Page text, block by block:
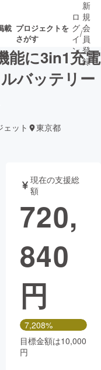
載 プロジェクトを
さがす
了が近いプ
書籍・雑誌
チャレンジ
Creation
コミュニティ
ロ
グ
イ
ン
/
新
規
会
員
登
録
能に3in1充電
バッテリー
ット 東京都
現在の支援総
額
720,
840
円
7,208%
目標金額は10,000
円